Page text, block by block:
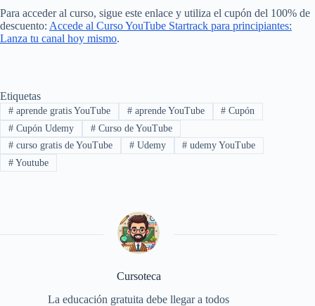
Para acceder al curso, sigue este enlace y utiliza el cupón del 100% de
descuento: Accede al Curso YouTube Startrack para principiantes:
Lanza tu canal hoy mismo.
Etiquetas
#aprende gratis YouTube #aprende YouTube # Cupón
#Cupón Udemy #Curso de YouTube
#curso gratis de YouTube #Udemy # udemy YouTube
#Youtube
Cursoteca
La educación gratuita debe llegar a todos